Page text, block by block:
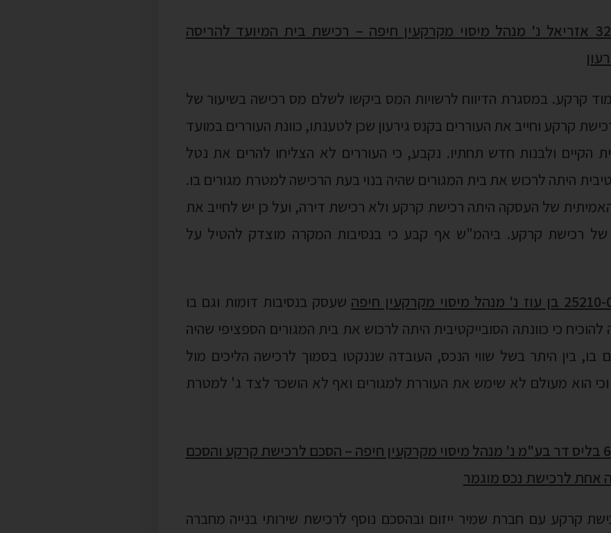
32808-02-21 אזריאל נ' מנהל מיסוי מקרקעין חיפה – רכישת בית המיועד להריסה
קרקע. במסגרת הדיווח לרשויות המס ביקשו לשלם מס רכישה בשיעור של
קרקע וחייב את העוררים בקנס גירעון שכן לטענתו, כוונת העוררים במועד
הקיים ולבנות חדש תחתיו. נקבע, כי העוררים לא הצליחו להרים את נטל
היתה לרכוש את בית המגורים שהיה בנוי בעת הרכישה למטרת מגורים בו.
של העסקה היתה רכישת קרקע ולא רכישת דירה, ועל כן יש לחייב את
של רכישת קרקע. ביהמ"ש אף קבע כי בנסיבות המקרה מוצדק להטיל על
שעסק בנסיבות דומות וגם בו
כי כוונתה הסובייקטיבית היתה לרכוש את בית המגורים הספציפי שהיה
בו, בין היתר בשל שווי הנכס, העובדה שננקטו בסמוך לרכישה הליכים מול
וכי הוא מעולם לא שימש את העוררת למגורים ואף לא הושכר לצד ג' למטרת
ו"ע (מחוזי חי') 69745-02-20 בליס דר בע"מ נ' מנהל מיסוי מקרקעין חיפה – הסכם לרכישת קרקע והסכם
אחת לרכישת נכס מוגמר
קרקע עם חברת שמיר ייזום ובהסכם נוסף לרכישת שירותי בנייה מחברה